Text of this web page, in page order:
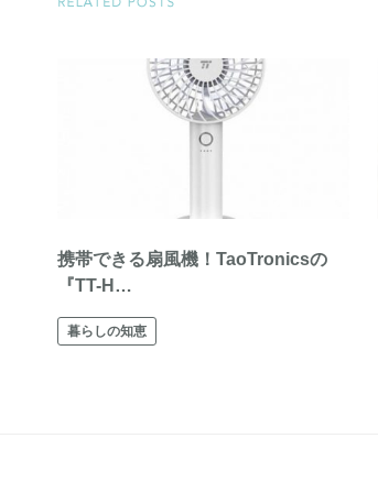
携帯できる扇風機！TaoTronicsの
『TT-H…
暮らしの知恵